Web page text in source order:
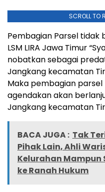
SCROLL TO
Pembagian Parsel tidak
LSM LIRA Jawa Timur
nobatkan sebagai
Jangkang kecamatan
Maka pembagian
agendakan akan
Jangkang kecamatan
BACA JUGA : Tak
Pihak Lain, Ahli
Kelurahan Mampun
ke Ranah Hukum